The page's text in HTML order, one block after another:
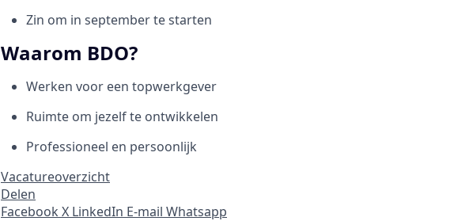
Zin om in september te starten
Waarom BDO?
Werken voor een topwerkgever
Ruimte om jezelf te ontwikkelen
Professioneel en persoonlijk
Vacatureoverzicht
Delen
Facebook X LinkedIn E-mail Whatsapp